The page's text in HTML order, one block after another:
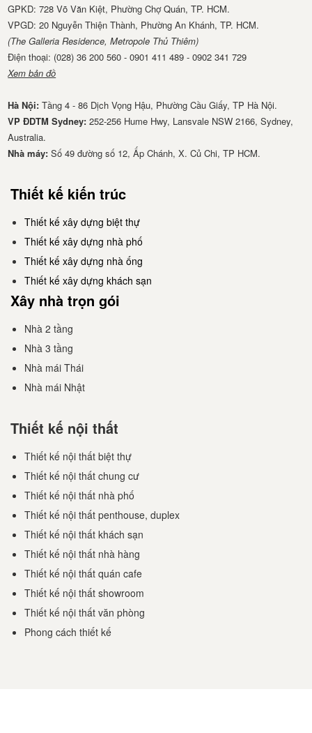
GPKD: 728 Võ Văn Kiệt, Phường Chợ Quán, TP. HCM.
VPGD: 20 Nguyễn Thiện Thành, Phường An Khánh, TP. HCM.
(The Galleria Residence, Metropole Thủ Thiêm)
Điện thoại: (028) 36 200 560 - 0901 411 489 - 0902 341 729
Xem bản đồ
Hà Nội:Tầng 4 - 86 Dịch Vọng Hậu, Phường Cầu Giấy, TP Hà Nội.
VP ĐDTM Sydney: 252-256 Hume Hwy, Lansvale NSW 2166, Sydney,
Australia.
Nhà má​y: Số 49 đường số 12, Ấp Chánh, X. Củ Chi, TP HCM.
Thiết kế kiến trúc
Thiết kế xây dựng biệt thự
Thiết kế xây dựng nhà phố
Thiết kế xây dựng nhà ống
Thiết kế xây dựng khách sạn
Xây nhà trọn gói
Nhà 2 tầng
Nhà 3 tầng
Nhà mái Thái
Nhà mái Nhật
Thiết kế nội thất
Thiết kế nội thất biệt thự
Thiết kế nội thất chung cư
Thiết kế nội thất nhà phố
Thiết kế nội thất penthouse, duplex
Thiết kế nội thất khách sạn
Thiết kế nội thất nhà hàng
Thiết kế nội thất quán cafe
Thiết kế nội thất showroom
Thiết kế nội thất văn phòng
Phong cách thiết kế